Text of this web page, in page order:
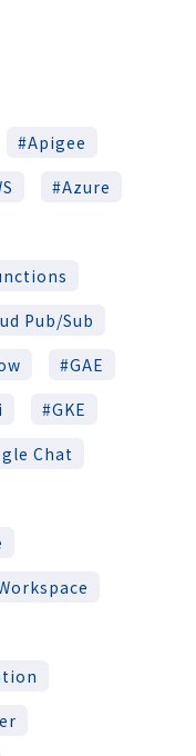
Apigee
Azure
Pub/Sub
GAE
GKE
Chat